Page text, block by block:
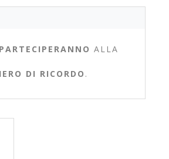
PARTECIPERANNO ALLA
DI RICORDO .